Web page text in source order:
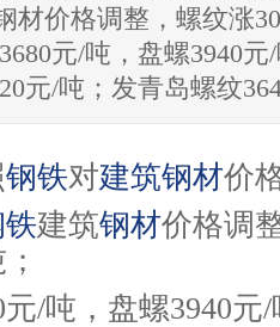
材价格调整，螺纹涨
元/吨，盘螺3940
元/吨；发青岛螺纹
钢铁对建筑钢材价
建筑钢材价格调
/吨，盘螺3940元